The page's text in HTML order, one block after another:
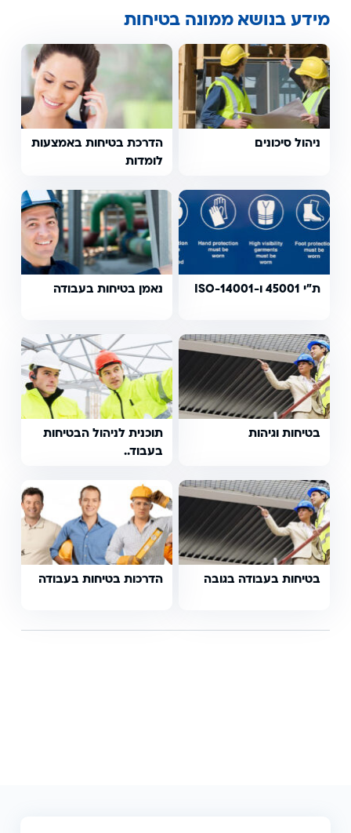
מידע בנושא ממונה בטיחות
ניהול סיכונים
הדרכת בטיחות באמצעות
לומדות
ת"י 45001 ו-14001-ISO נאמן בטיחות בעבודה
בטיחות וגיהות
תוכנית לניהול הבטיחות
בעבוד..
בטיחות בעבודה בגובה הדרכות בטיחות בעבודה